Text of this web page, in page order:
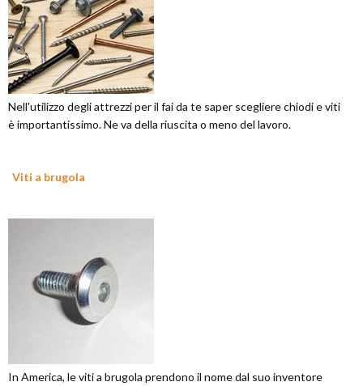
Nell'utilizzo degli attrezzi per il fai da te saper scegliere chiodi e viti
è importantissimo. Ne va della riuscita o meno del lavoro.
Viti a brugola
In America, le viti a brugola prendono il nome dal suo inventore